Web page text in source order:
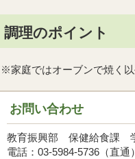
調理のポイント
※家庭ではオーブンで焼く
お問い合わせ
教育振興部 保健給食課
電話：03-5984-5736（直